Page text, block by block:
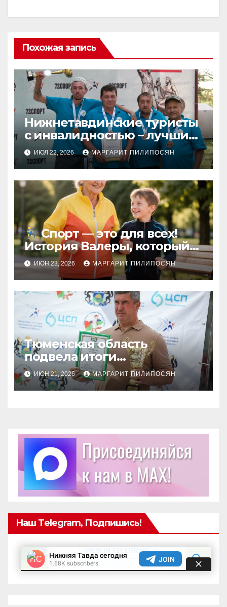
Похожая запись
Нижнетавдинские туристы
с инвалидностью – лучшие
в регионе!
ИЮЛ 22, 2026 МАРГАРИТ ПИЛИПОСЯН
Спорт — это для всех!
История Валеры, который
изменил своё мнение
ИЮН 23, 2026 МАРГАРИТ ПИЛИПОСЯН
Тюменская область
подвела итоги
комплексной Спартакиады
школьников.
ИЮН 21, 2026 МАРГАРИТ ПИЛИПОСЯН
Наш Telegram, Подпишись!